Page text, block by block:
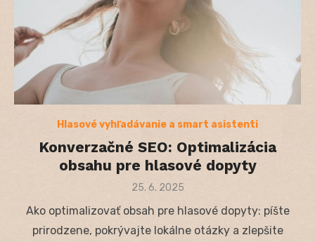
Hlasové vyhľadávanie a smart asistenti
Konverzačné SEO: Optimalizácia
obsahu pre hlasové dopyty
Posted
25. 6. 2025
Ako optimalizovať obsah pre hlasové dopyty: píšte
prirodzene, pokrývajte lokálne otázky a zlepšite